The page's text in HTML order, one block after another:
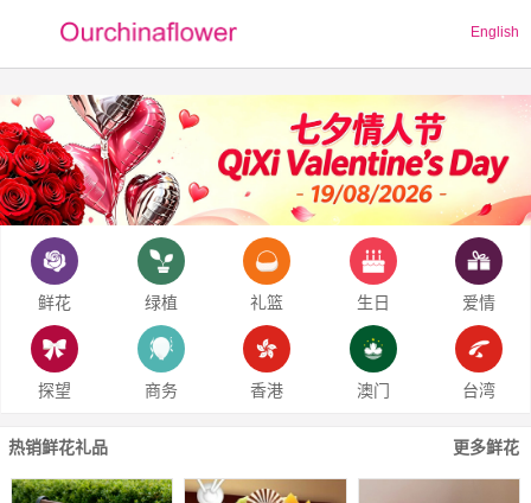
English
鲜花 绿植 礼篮 生日 爱情
探望 商务 香港 澳门 台湾
热销鲜花礼品 更多鲜花